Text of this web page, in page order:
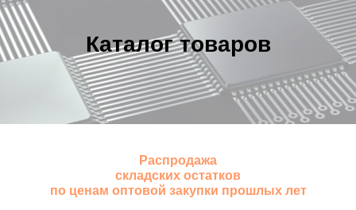
Каталог товаров
Распродажа
складских остатков
по ценам оптовой закупки прошлых лет